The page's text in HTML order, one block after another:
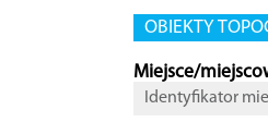
OBIEKTY
Miejsce/
Identyfikator